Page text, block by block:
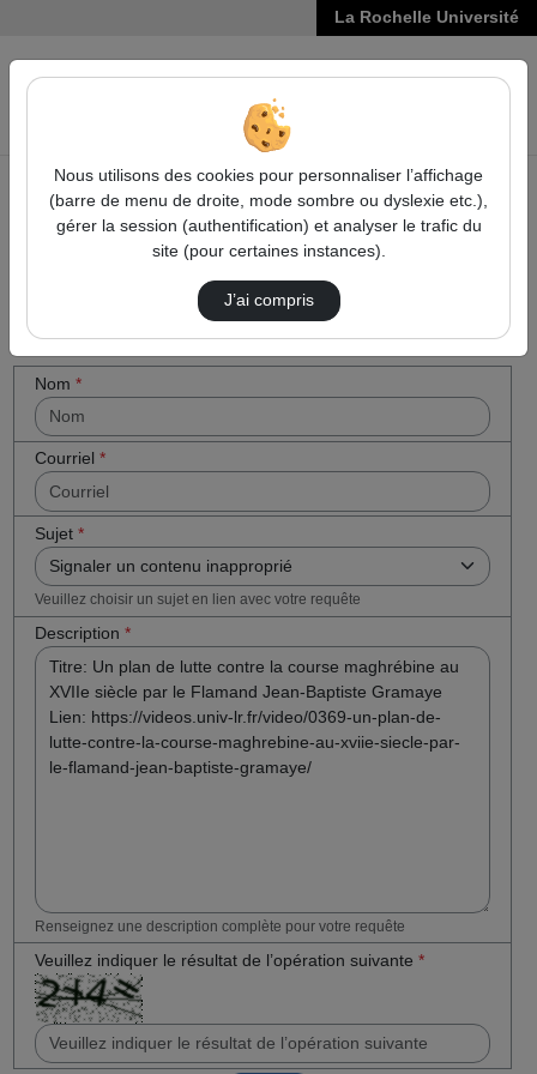
La Rochelle Université
VIDÉOS
Accueil Contactez nous
Contactez nous
Votre message
Nom *
Courriel *
Sujet *
Veuillez choisir un sujet en lien avec votre requête
Description *
Renseignez une description complète pour votre requête
Veuillez indiquer le résultat de l’opération suivante *
Cocher
cette case
(obligatoire)
Nous utilisons des cookies pour personnaliser l’affichage
(barre de menu de droite, mode sombre ou dyslexie etc.),
gérer la session (authentification) et analyser le trafic du
site (pour certaines instances).
J’ai compris